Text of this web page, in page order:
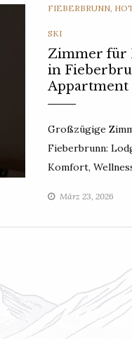
CATEGORIES
FIEBERBRUNN,
SKI
Zimmer für
in
Appartment
Großzügige
Fieberbrunn:
Komfort,
März 23, 2026